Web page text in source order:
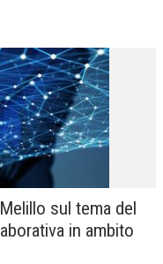
sul tema del
in ambito